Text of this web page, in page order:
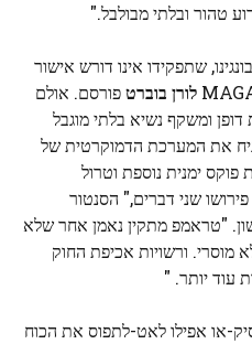
שתפקידו אינו דורש אישור
לורן בוברטפורסם. אולם
דופן ומשקף נשיא בלתי מוגבל
את המערכת הדמוקרטית של
ימנית נוספת וטרול
אינטרנט … כמו סגן מנהל ה- FBI פירושו שני דברים," הסנטור
"טראמפ מתקין נאמן אחר שלא
מוסרי. ורשויות אכיפת החוק
עוד יותר. "
או אפילו לאט-לתפוס את הכוח